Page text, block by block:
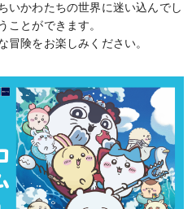
いかわたちの世界に迷い込んでし
ことができます。
冒険をお楽しみください。